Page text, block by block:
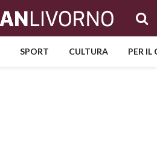
SPORT CULTURA PER